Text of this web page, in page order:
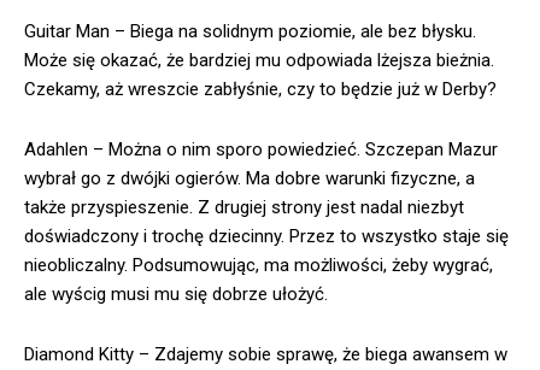
Guitar Man – Biega na solidnym poziomie, ale bez błysku.
Może się okazać, że bardziej mu odpowiada lżejsza bieżnia.
Czekamy, aż wreszcie zabłyśnie, czy to będzie już w Derby?
Adahlen – Można o nim sporo powiedzieć. Szczepan Mazur
wybrał go z dwójki ogierów. Ma dobre warunki fizyczne, a
także przyspieszenie. Z drugiej strony jest nadal niezbyt
doświadczony i trochę dziecinny. Przez to wszystko staje się
nieobliczalny. Podsumowując, ma możliwości, żeby wygrać,
ale wyścig musi mu się dobrze ułożyć.
Diamond Kitty – Zdajemy sobie sprawę, że biega awansem w